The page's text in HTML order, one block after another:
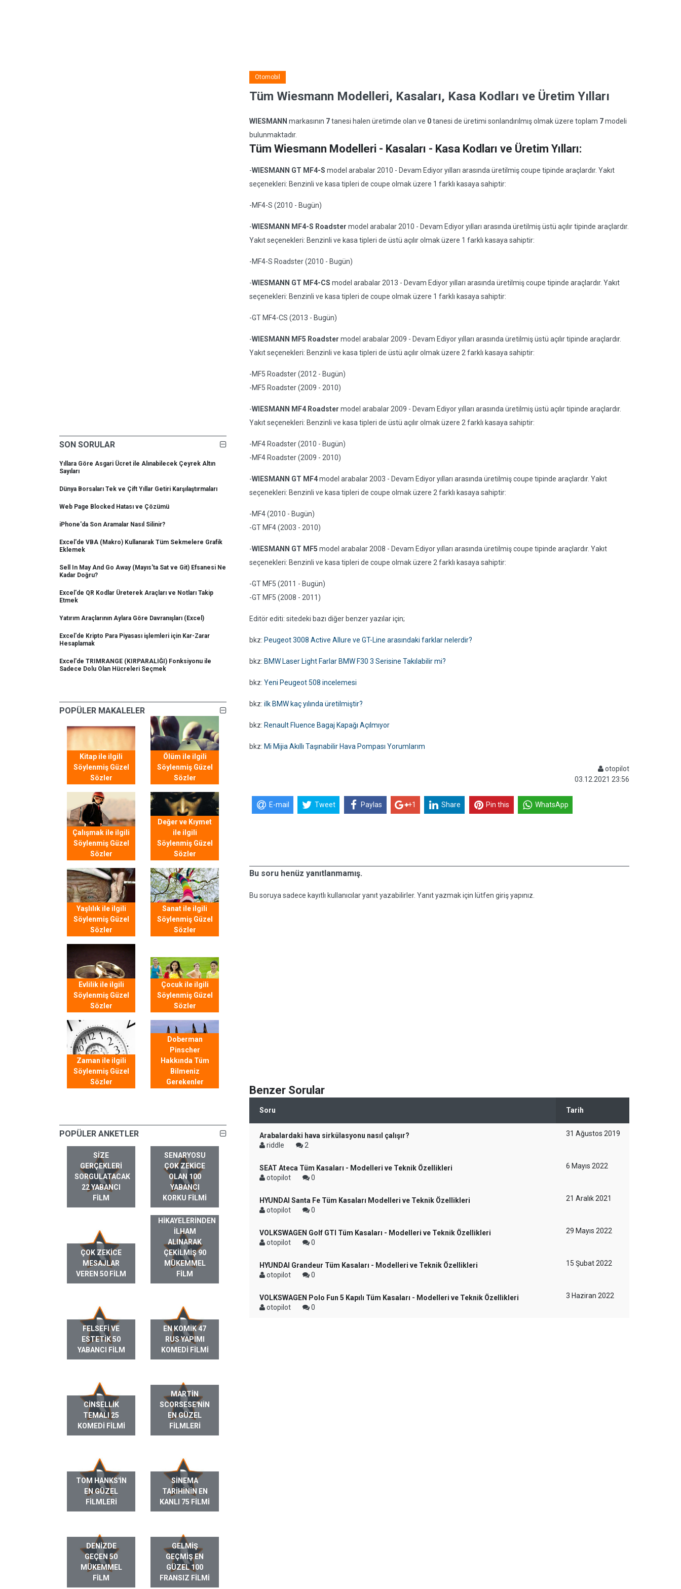
SON SORULAR
Yıllara Göre Asgari Ücret ile Alınabilecek Çeyrek Altın
Sayıları
Dünya Borsaları Tek ve Çift Yıllar Getiri Karşılaştırmaları
Web Page Blocked Hatası ve Çözümü
iPhone'da Son Aramalar Nasıl Silinir?
Excel'de VBA (Makro) Kullanarak Tüm Sekmelere Grafik
Eklemek
Sell In May And Go Away (Mayıs'ta Sat ve Git) Efsanesi Ne
Kadar Doğru?
Excel'de QR Kodlar Üreterek Araçları ve Notları Takip
Etmek
Yatırım Araçlarının Aylara Göre Davranışları (Excel)
Excel'de Kripto Para Piyasası işlemleri için Kar-Zarar
Hesaplamak
Excel'de TRIMRANGE (KIRPARALIĞI) Fonksiyonu ile
Sadece Dolu Olan Hücreleri Seçmek
POPÜLER MAKALELER
Kitap ile ilgili
Söylenmiş Güzel
Sözler
Ölüm ile ilgili
Söylenmiş Güzel
Sözler
Çalışmak ile ilgili
Söylenmiş Güzel
Sözler
Değer ve Kıymet
ile ilgili
Söylenmiş Güzel
Sözler
Yaşlılık ile ilgili
Söylenmiş Güzel
Sözler
Sanat ile ilgili
Söylenmiş Güzel
Sözler
Evlilik ile ilgili
Söylenmiş Güzel
Sözler
Çocuk ile ilgili
Söylenmiş Güzel
Sözler
Zaman ile ilgili
Söylenmiş Güzel
Sözler
Doberman
Pinscher
Hakkında Tüm
Bilmeniz
Gerekenler
POPÜLER ANKETLER
SIZE
GERÇEKLERI
SORGULATACAK
22 YABANCI
FILM
SENARYOSU
ÇOK ZEKICE
OLAN 100
YABANCI
KORKU FILMI
ÇOK ZEKICE
MESAJLAR
VEREN 50 FILM
GERÇEK HAYAT
HIKAYELERINDEN
ILHAM
ALINARAK
ÇEKILMIŞ 90
MÜKEMMEL
FILM
FELSEFI VE
ESTETIK 50
YABANCI FILM
EN KOMIK 47
RUS YAPIMI
KOMEDI FILMI
CINSELLIK
TEMALI 25
KOMEDI FILMI
MARTIN
SCORSESE'NIN
EN GÜZEL
FILMLERI
TOM HANKS'IN
EN GÜZEL
FILMLERI
SINEMA
TARIHININ EN
KANLI 75 FILMI
DENIZDE
GEÇEN 50
MÜKEMMEL
FILM
GELMIŞ
GEÇMIŞ EN
GÜZEL 100
FRANSIZ FILMI
Otomobil
Tüm Wiesmann Modelleri, Kasaları, Kasa Kodları ve Üretim Yılları
WIESMANN markasının 7tanesi halen üretimde olan ve 0tanesi de üretimi sonlandırılmış olmak üzere toplam 7modeli
bulunmaktadır.
Tüm Wiesmann Modelleri - Kasaları - Kasa Kodları ve Üretim Yılları:
-WIESMANN GT MF4-S model arabalar 2010 - Devam Ediyor yılları arasında üretilmiş coupe tipinde araçlardır. Yakıt
seçenekleri: Benzinli ve kasa tipleri de coupe olmak üzere 1 farklı kasaya sahiptir:
-MF4-S (2010 - Bugün)
-WIESMANN MF4-S Roadster model arabalar 2010 - Devam Ediyor yılları arasında üretilmiş üstü açılır tipinde araçlardır.
Yakıt seçenekleri: Benzinli ve kasa tipleri de üstü açılır olmak üzere 1 farklı kasaya sahiptir:
-MF4-S Roadster (2010 - Bugün)
-WIESMANN GT MF4-CS model arabalar 2013 - Devam Ediyor yılları arasında üretilmiş coupe tipinde araçlardır. Yakıt
seçenekleri: Benzinli ve kasa tipleri de coupe olmak üzere 1 farklı kasaya sahiptir:
-GT MF4-CS (2013 - Bugün)
-WIESMANN MF5 Roadster model arabalar 2009 - Devam Ediyor yılları arasında üretilmiş üstü açılır tipinde araçlardır.
Yakıt seçenekleri: Benzinli ve kasa tipleri de üstü açılır olmak üzere 2 farklı kasaya sahiptir:
-MF5 Roadster (2012 - Bugün)
-MF5 Roadster (2009 - 2010)
-WIESMANN MF4 Roadster model arabalar 2009 - Devam Ediyor yılları arasında üretilmiş üstü açılır tipinde araçlardır.
Yakıt seçenekleri: Benzinli ve kasa tipleri de üstü açılır olmak üzere 2 farklı kasaya sahiptir:
-MF4 Roadster (2010 - Bugün)
-MF4 Roadster (2009 - 2010)
-WIESMANN GT MF4model arabalar 2003 - Devam Ediyor yılları arasında üretilmiş coupe tipinde araçlardır. Yakıt
seçenekleri: Benzinli ve kasa tipleri de coupe olmak üzere 2 farklı kasaya sahiptir:
-MF4 (2010 - Bugün)
-GT MF4 (2003 - 2010)
-WIESMANN GT MF5 model arabalar 2008 - Devam Ediyor yılları arasında üretilmiş coupe tipinde araçlardır. Yakıt
seçenekleri: Benzinli ve kasa tipleri de coupe olmak üzere 2 farklı kasaya sahiptir:
-GT MF5 (2011 - Bugün)
-GT MF5 (2008 - 2011)
Editör editi: sitedeki bazı diğer benzer yazılar için;
bkz: Peugeot 3008 Active Allure ve GT-Line arasındaki farklar nelerdir?
bkz: BMW Laser Light Farlar BMW F30 3 Serisine Takılabilir mi?
bkz: Yeni Peugeot 508 incelemesi
bkz: ilk BMW kaç yılında üretilmiştir?
bkz: Renault Fluence Bagaj Kapağı Açılmıyor
bkz: Mi Mijia Akıllı Taşınabilir Hava Pompası Yorumlarım
otopilot
03.12.2021 23:56
E-mail Tweet Paylas +1 Share Pin this WhatsApp
Bu soru henüz yanıtlanmamış.
Bu soruya sadece kayıtlı kullanıcılar yanıt yazabilirler. Yanıt yazmak için lütfen giriş yapınız.
Benzer Sorular
Soru Tarih
Arabalardaki hava sirkülasyonu nasıl çalışır?
riddle
2
31 Ağustos 2019
SEAT Ateca Tüm Kasaları - Modelleri ve Teknik Özellikleri
otopilot
0
6 Mayıs 2022
HYUNDAI Santa Fe Tüm Kasaları Modelleri ve Teknik Özellikleri
otopilot
0
21 Aralık 2021
VOLKSWAGEN Golf GTI Tüm Kasaları - Modelleri ve Teknik Özellikleri
otopilot
0
29 Mayıs 2022
HYUNDAI Grandeur Tüm Kasaları - Modelleri ve Teknik Özellikleri
otopilot
0
15 Şubat 2022
VOLKSWAGEN Polo Fun 5 Kapılı Tüm Kasaları - Modelleri ve Teknik Özellikleri
otopilot
0
3 Haziran 2022